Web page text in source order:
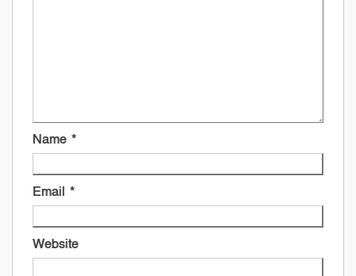
Name *
Email *
Website